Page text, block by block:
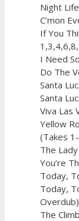
Night
C’mon
If You
I Need
Do The
Santa
Santa
Viva Las
Yellow
(Takes
The
You’re
Today,
Today,
The